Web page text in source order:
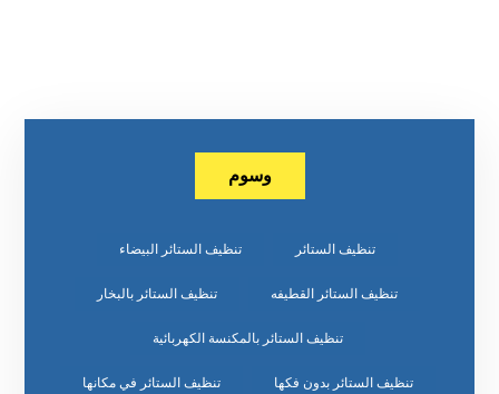
وسوم
تنظيف الستائر تنظيف الستائر البيضاء
تنظيف الستائر القطيفه تنظيف الستائر بالبخار
تنظيف الستائر بالمكنسة الكهربائية
تنظيف الستائر بدون فكها تنظيف الستائر في مكانها